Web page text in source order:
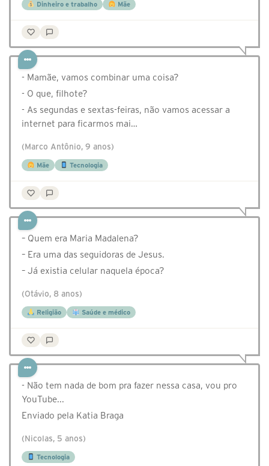
Dinheiro e trabalho Mãe
- Mamãe, vamos combinar uma coisa?
- O que, filhote?
- As segundas e sextas-feiras, não vamos acessar a
internet para ficarmos mai…
(Marco Antônio, 9 anos)
Mãe Tecnologia
– Quem era Maria Madalena?
– Era uma das seguidoras de Jesus.
– Já existia celular naquela época?
(Otávio, 8 anos)
Religião Saúde e médico
- Não tem nada de bom pra fazer nessa casa, vou pro
YouTube...
Enviado pela Katia Braga
(Nicolas, 5 anos)
Tecnologia